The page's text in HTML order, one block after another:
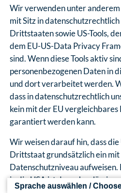
Wir verwenden unter anderem
mit Sitz in
Drittstaaten sowie US-Tools,
dem EU-US-Data Privacy
sind. Wenn diese Tools aktiv
personenbezogenen Daten in
und dort verarbeitet werden.
dass in datenschutzrechtlich
kein mit der EU
garantiert werden kann.
Wir weisen darauf hin, dass die
Drittstaat grundsätzlich ein
Datenschutzniveau
in die USA ist danach zulässig,
Sprache auswählen /